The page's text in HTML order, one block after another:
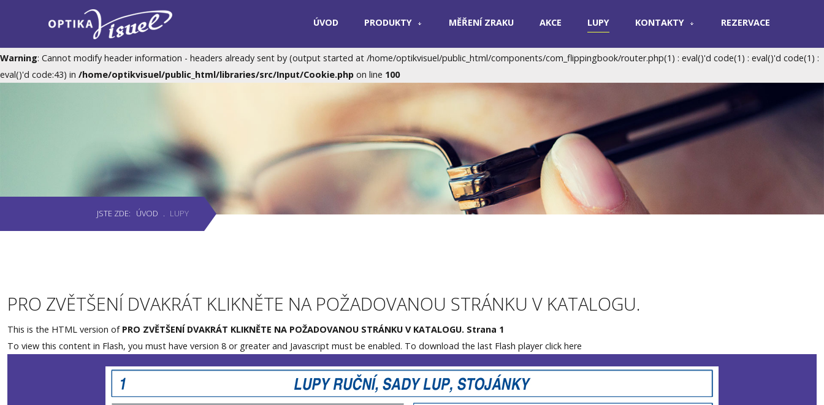
: Undefined offset: 2 in/home/optikvisuel/public_html/components/com_flippingbook/router.php(1) : eval()'d code(1) : eval()'d code(1) : eval()'d code on line 43
Warning: Cannot modify header information - headers already sent by (output started at /home/optikvisuel/public_html/components/com_flippingbook/router.php(1) : eval()'d code(1) : eval()'d code(1) :
eval()'d code:43) in /home/optikvisuel/public_html/libraries/src/Input/Cookie.php on line 100
Měření zraku
Rezervace
ÚVOD PRODUKTY MĚŘENÍ ZRAKU AKCE LUPY KONTAKTY REZERVACE
JSTE ZDE: ÚVOD . LUPY
PRO ZVĚTŠENÍ DVAKRÁT KLIKNĚTE NA POŽADOVANOU STRÁNKU V KATALOGU.
This is the HTML version of PRO ZVĚTŠENÍ DVAKRÁT KLIKNĚTE NA POŽADOVANOU STRÁNKU V KATALOGU. Strana 1
To view this content in Flash, you must have version 8 or greater and Javascript must be enabled. To download the last Flash playerclick here